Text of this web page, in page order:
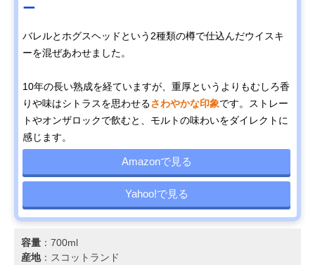
ー
バレルとホグスヘッドという2種類の樽で仕込んだウイスキ
ーを混ぜあわせました。
10年の長い熟成を経ていますが、重厚というよりもむしろ香
りや味はシトラスを思わせるさわやかな印象です。ストレー
トやオンザロックで飲むと、モルトの味わいをダイレクトに
感じます。
Amazonで見る
Yahoo!で見る
容量 ：700ml
産地：スコットランド